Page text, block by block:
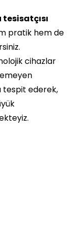
pratik hem de
cihazlar
tespit ederek,